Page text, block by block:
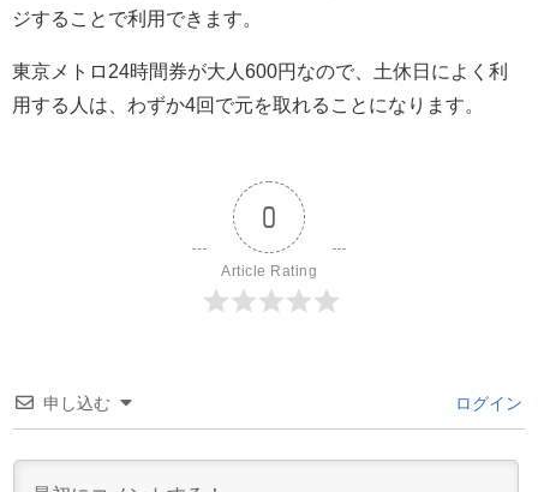
ジすることで利用できます。
東京メトロ24時間券が大人600円なので、土休日によく利
用する人は、わずか4回で元を取れることになります。
0
Article Rating
申し込む ログイン